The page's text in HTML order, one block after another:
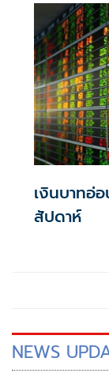
เงินบาทอ่
สัปดาห์
NEWS